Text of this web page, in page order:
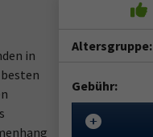
in
Altersgruppe:
Gebühr: